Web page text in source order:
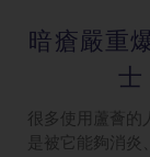
暗瘡嚴重
士
很多使用蘆薈的
是被它能夠消炎